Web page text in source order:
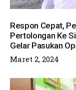
Respon Cepat,
Pertolongan Ke
Gelar Pasukan
Maret 2, 2024